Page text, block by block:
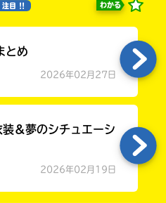
注目 !! わかる
とめ
2026年02月27日
装＆夢のシチュエーシ
2026年02月19日